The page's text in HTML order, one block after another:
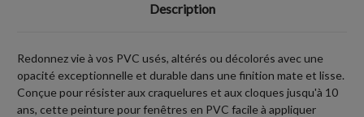
Description
Redonnez vie à vos PVC usés, altérés ou décolorés avec une
opacité exceptionnelle et durable dans une finition mate et lisse.
Conçue pour résister aux craquelures et aux cloques jusqu'à 10
ans, cette peinture pour fenêtres en PVC facile à appliquer